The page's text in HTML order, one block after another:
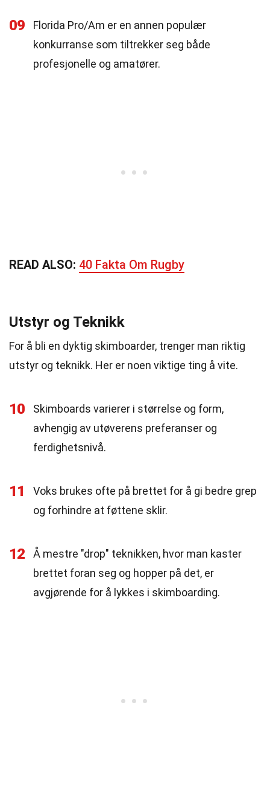
09
Florida Pro/Am er en annen populær
konkurranse som tiltrekker seg både
profesjonelle og amatører.
READ ALSO: 40 Fakta Om Rugby
Utstyr og Teknikk
For å bli en dyktig skimboarder, trenger man riktig
utstyr og teknikk. Her er noen viktige ting å vite.
10
Skimboards varierer i størrelse og form,
avhengig av utøverens preferanser og
ferdighetsnivå.
11
Voks brukes ofte på brettet for å gi bedre grep
og forhindre at føttene sklir.
12
Å mestre "drop" teknikken, hvor man kaster
brettet foran seg og hopper på det, er
avgjørende for å lykkes i skimboarding.